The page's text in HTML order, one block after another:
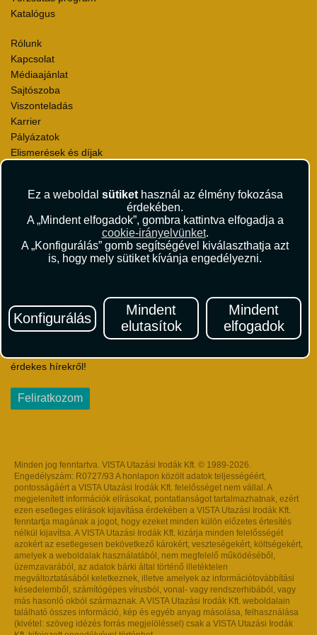
Ez a weboldal sütikethasznál az élmény fokozása
érdekében.
A „Mindent elfogadok”, gombra kattintva elfogadja a
cookie-irányelvünket.
A „Konfigurálás” gomb segítségével kiválaszthatja azt
is, hogy mely sütiket kívánja engedélyezni.
Konfigurálás
Mindent
elutasítok
Mindent
elfogadok
Katalógus
Rólunk
Kapcsolat
Médiaajánlat
Sajtószoba
Viszonteladás
Karrier
Pályázatok
Elismerések és díjak
Utazási Csomag Szerződési Feltételek
Útlemondás-biztosítás Szerződési Feltételek
Utasbiztosítás Szerződési Feltételek
Repülőjegy Szerződési Feltételek
Adatvédelem
Hírlevél
Iratkozzon fel Magyarország egyik legszínesebb utazási
érdekes hírekről!
Feliratkozom
Minden jog fenntartva. VISTA Utazási Irodák Kft. © 1989-2026.
Engedélyszám: R0727/93 A honlapon közölt adatok teljességéért,
pontosságáért a VISTA Utazási Irodák Kft. felelősséget nem vállal. A
megjelenített információk elírásokat, pontatlanságot tartalmazhatnak, ezért
ezen esetleges elírások kijavítása érdekében a VISTA Utazási Irodák Kft.
fenntartja magának a jogot, hogy ezeket minden külön előzetes értesítés
nélkül kijavítsa. A VISTA Utazási Irodák Kft. kizárja minden felelősségét
azokért az esetlegesen bekövetkező károkért, veszteségekért, költségekért,
amelyek a weboldalak használatából, nem megfelelő működéséből,
üzemzavarából, az adatok bárki által történő illetéktelen
megváltoztatásából keletkeznek, illetve amelyek az információtovábbítási
késedelemből, számítógépes vírusból, vonal- vagy rendszerhibából, vagy
más hasonló okból származnak. A VISTA Utazási Irodák Kft. weboldalain
található összes információ, kép és egyéb anyag másolása, felhasználása
(kivétel: szöveg idézés forrás megjelöléssel) csak a VISTA Utazási Irodák